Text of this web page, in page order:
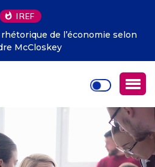
IREF
de l’économie selon
McCloskey